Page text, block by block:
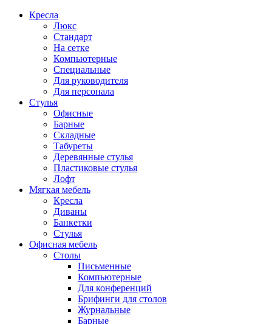
Кресла
Люкс
Стандарт
На сетке
Компьютерные
Специальные
Для руководителя
Для персонала
Стулья
Офисные
Барные
Складные
Табуреты
Деревянные стулья
Пластиковые стулья
Лофт
Мягкая мебель
Кресла
Диваны
Банкетки
Стулья
Офисная мебель
Столы
Письменные
Компьютерные
Для конференций
Брифинги для столов
Журнальные
Барные